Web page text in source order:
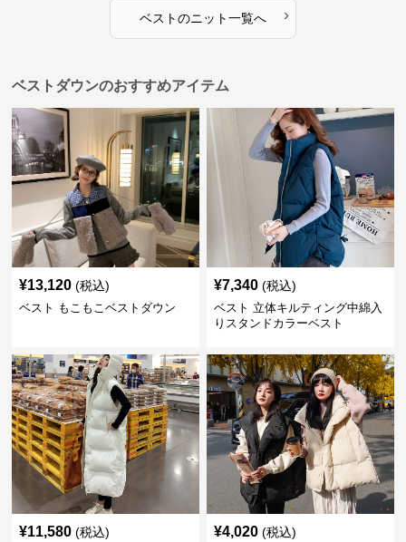
ベストのニット一覧へ ›
ベストダウンのおすすめアイテム
¥13,120 (税込)
ベスト もこもこベストダウン
¥7,340 (税込)
ベスト 立体キルティング中綿入
りスタンドカラーベスト
¥11,580 (税込) ¥4,020 (税込)